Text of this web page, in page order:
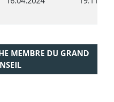
MEMBRE DU GRAND